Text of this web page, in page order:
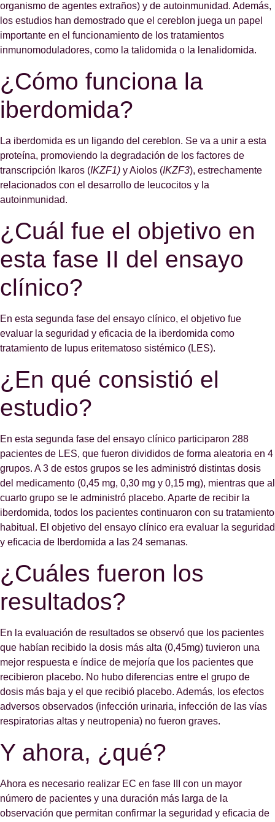
organismo de agentes extraños) y de autoinmunidad. Además,
los estudios han demostrado que el cereblon juega un papel
importante en el funcionamiento de los tratamientos
inmunomoduladores, como la talidomida o la lenalidomida.
¿Cómo funciona la
iberdomida?
La iberdomida es un ligando del cereblon. Se va a unir a esta
proteína, promoviendo la degradación de los factores de
transcripción Ikaros (IKZF1) y Aiolos (IKZF3), estrechamente
relacionados con el desarrollo de leucocitos y la
autoinmunidad.
¿Cuál fue el objetivo en
esta fase II del ensayo
clínico?
En esta segunda fase del ensayo clínico, el objetivo fue
evaluar la seguridad y eficacia de la iberdomida como
tratamiento de lupus eritematoso sistémico (LES).
¿En qué consistió el
estudio?
En esta segunda fase del ensayo clínico participaron 288
pacientes de LES, que fueron divididos de forma aleatoria en 4
grupos. A 3 de estos grupos se les administró distintas dosis
del medicamento (0,45 mg, 0,30 mg y 0,15 mg), mientras que al
cuarto grupo se le administró placebo. Aparte de recibir la
iberdomida, todos los pacientes continuaron con su tratamiento
habitual. El objetivo del ensayo clínico era evaluar la seguridad
y eficacia de Iberdomida a las 24 semanas.
¿Cuáles fueron los
resultados?
En la evaluación de resultados se observó que los pacientes
que habían recibido la dosis más alta (0,45mg) tuvieron una
mejor respuesta e índice de mejoría que los pacientes que
recibieron placebo. No hubo diferencias entre el grupo de
dosis más baja y el que recibió placebo. Además, los efectos
adversos observados (infección urinaria, infección de las vías
respiratorias altas y neutropenia) no fueron graves.
Y ahora, ¿qué?
Ahora es necesario realizar EC en fase III con un mayor
número de pacientes y una duración más larga de la
observación que permitan confirmar la seguridad y eficacia de